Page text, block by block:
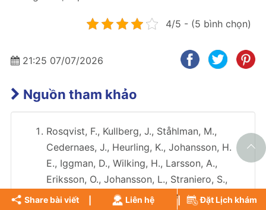
4/5 - (5 bình chọn)
21:25 07/07/2026
Nguồn tham khảo
Rosqvist, F., Kullberg, J., Ståhlman, M.,
Cedernaes, J., Heurling, K., Johansson, H.
E., Iggman, D., Wilking, H., Larsson, A.,
Eriksson, O., Johansson, L., Straniero, S.,
Rudling, M., Antoni, G., Lubberink, M., Orho-
Share bài viết Liên hệ Đặt Lịch khám